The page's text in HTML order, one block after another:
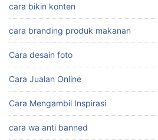
cara bikin konten
cara branding produk makanan
Cara desain foto
Cara Jualan Online
Cara Mengambil Inspirasi
cara wa anti banned